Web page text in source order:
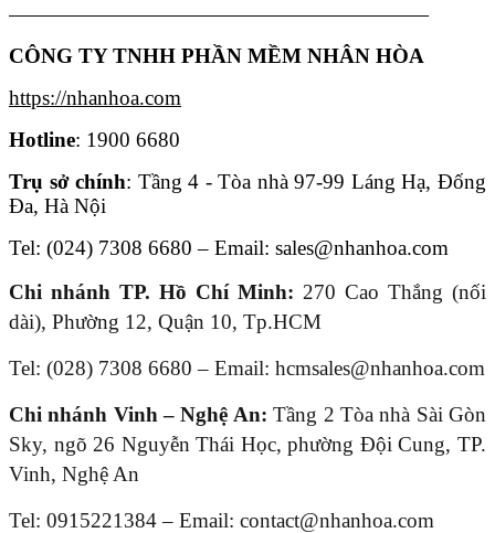
————————————————————
CÔNG TY TNHH PHẦN MỀM NHÂN HÒA
https://nhanhoa.com
Hotline: 1900 6680
Trụ sở chính: Tầng 4 - Tòa nhà 97-99 Láng Hạ, Đống
Đa, Hà Nội
Tel: (024) 7308 6680 – Email: sales@nhanhoa.com
Chi nhánh TP. Hồ Chí Minh: 270 Cao Thắng (nối
dài), Phường 12, Quận 10, Tp.HCM
Tel: (028) 7308 6680 – Email: hcmsales@nhanhoa.com
Chi nhánh Vinh – Nghệ An: Tầng 2 Tòa nhà Sài Gòn
Sky, ngõ 26 Nguyễn Thái Học, phường Đội Cung, TP.
Vinh, Nghệ An
Tel: 0915221384 – Email: contact@nhanhoa.com